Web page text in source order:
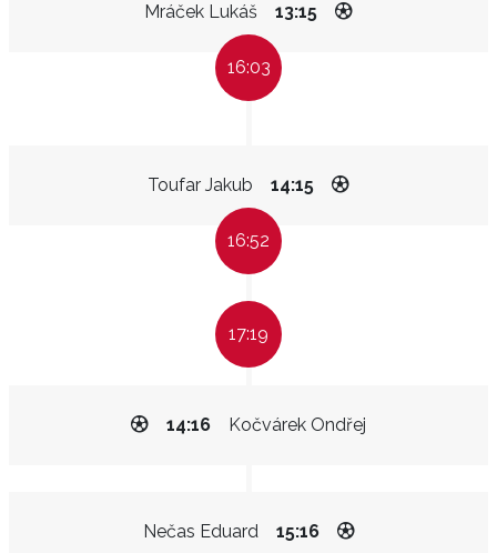
Mráček Lukáš 13:15
16:03
Toufar Jakub 14:15
16:52
17:19
Kočvárek Ondřej
14:16
Nečas Eduard 15:16